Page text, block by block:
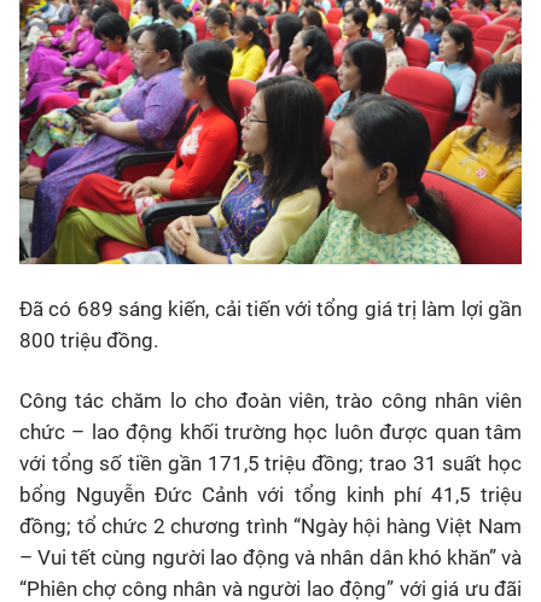
Đã có 689 sáng kiến, cải tiến với tổng giá trị làm lợi gần
800 triệu đồng.
Công tác chăm lo cho đoàn viên, trào công nhân viên
chức – lao động khối trường học luôn được quan tâm
với tổng số tiền gần 171,5 triệu đồng; trao 31 suất học
bổng Nguyễn Đức Cảnh với tổng kinh phí 41,5 triệu
đồng; tổ chức 2 chương trình “Ngày hội hàng Việt Nam
– Vui tết cùng người lao động và nhân dân khó khăn” và
“Phiên chợ công nhân và người lao động” với giá ưu đãi